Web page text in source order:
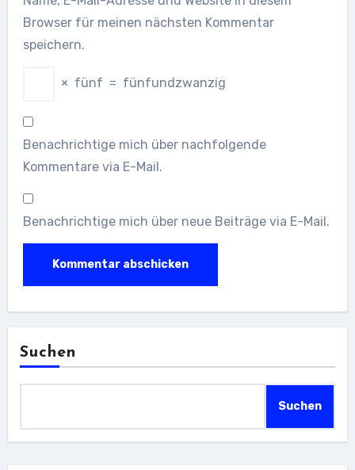
Browser für meinen nächsten Kommentar
speichern.
× fünf = fünfundzwanzig
Benachrichtige mich über nachfolgende
Kommentare via E-Mail.
Benachrichtige mich über neue Beiträge via E-Mail.
Suchen
Suchen